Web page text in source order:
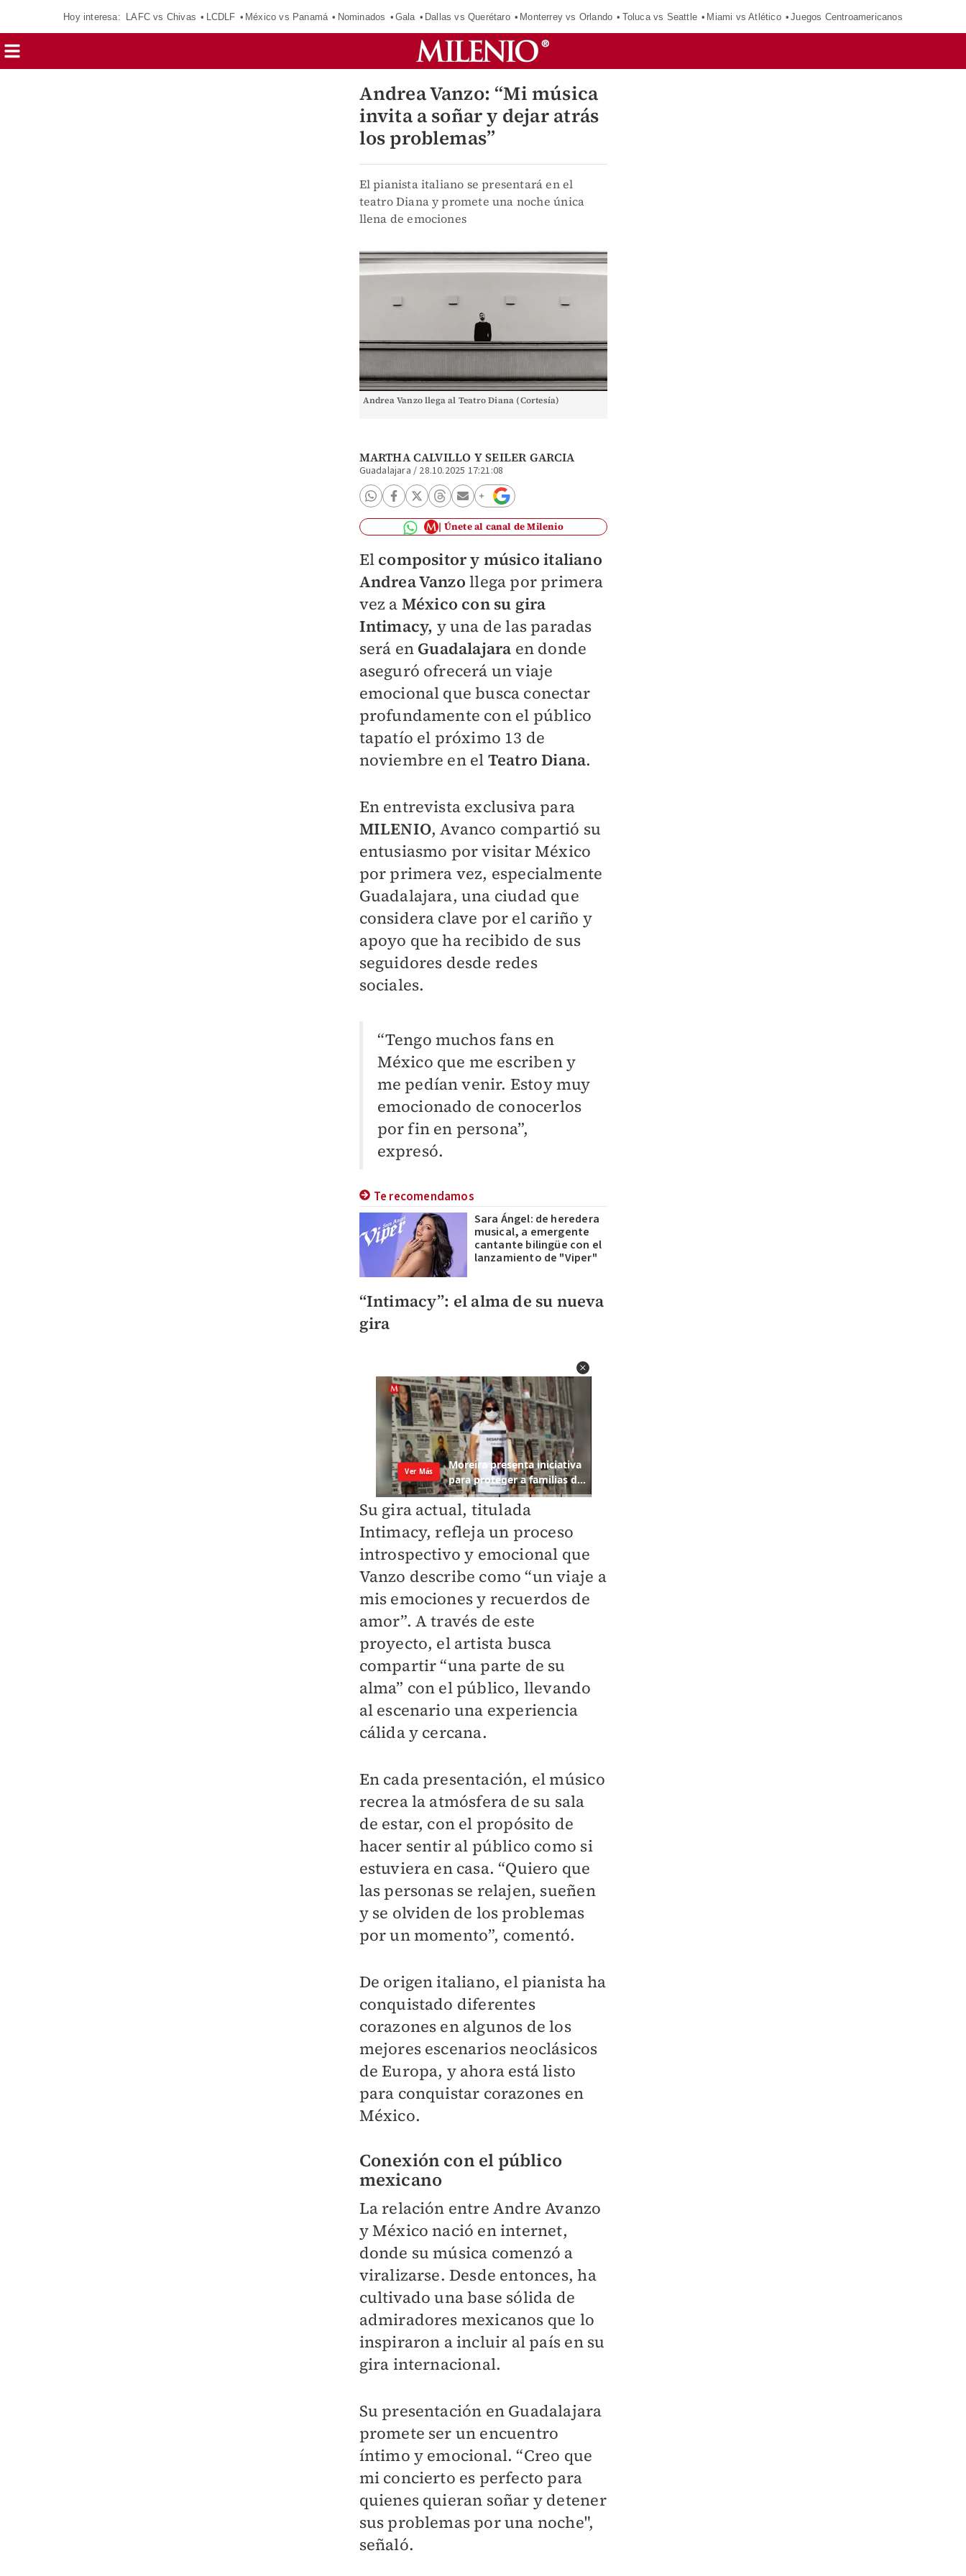
Hoy interesa: LAFC vs Chivas LCDLF México vs Panamá Nominados Gala Dallas vs Querétaro Monterrey vs Orlando Toluca vs Seattle Miami vs Atlético Juegos Centroamericanos
Andrea Vanzo: “Mi música
invita a soñar y dejar atrás
los problemas”
El pianista italiano se presentará en el
teatro Diana y promete una noche única
llena de emociones
Andrea Vanzo llega al Teatro Diana (Cortesía)
MARTHA CALVILLO Y SEILER GARCIA
Guadalajara / 28.10.2025 17:21:08
Únete al canal de Milenio
El compositor y músico italiano
Andrea Vanzo llega por primera
vez a México con su gira
Intimacy, y una de las paradas
será en Guadalajara en donde
aseguró ofrecerá un viaje
emocional que busca conectar
profundamente con el público
tapatío el próximo 13 de
noviembre en el Teatro Diana.
En entrevista exclusiva para
MILENIO, Avanco compartió su
entusiasmo por visitar México
por primera vez, especialmente
Guadalajara, una ciudad que
considera clave por el cariño y
apoyo que ha recibido de sus
seguidores desde redes
sociales.
“Tengo muchos fans en
México que me escriben y
me pedían venir. Estoy muy
emocionado de conocerlos
por fin en persona”,
expresó.
Te recomendamos
Sara Ángel: de heredera
musical, a emergente
cantante bilingüe con el
lanzamiento de "Viper"
“Intimacy”: el alma de su nueva
gira
Su gira actual, titulada
Intimacy, refleja un proceso
introspectivo y emocional que
Vanzo describe como “un viaje a
mis emociones y recuerdos de
amor”. A través de este
proyecto, el artista busca
compartir “una parte de su
alma” con el público, llevando
al escenario una experiencia
cálida y cercana.
En cada presentación, el músico
recrea la atmósfera de su sala
de estar, con el propósito de
hacer sentir al público como si
estuviera en casa. “Quiero que
las personas se relajen, sueñen
y se olviden de los problemas
por un momento”, comentó.
De origen italiano, el pianista ha
conquistado diferentes
corazones en algunos de los
mejores escenarios neoclásicos
de Europa, y ahora está listo
para conquistar corazones en
México.
Conexión con el público
mexicano
La relación entre Andre Avanzo
y México nació en internet,
donde su música comenzó a
viralizarse. Desde entonces, ha
cultivado una base sólida de
admiradores mexicanos que lo
inspiraron a incluir al país en su
gira internacional.
Su presentación en Guadalajara
promete ser un encuentro
íntimo y emocional. “Creo que
mi concierto es perfecto para
quienes quieran soñar y detener
sus problemas por una noche",
señaló.